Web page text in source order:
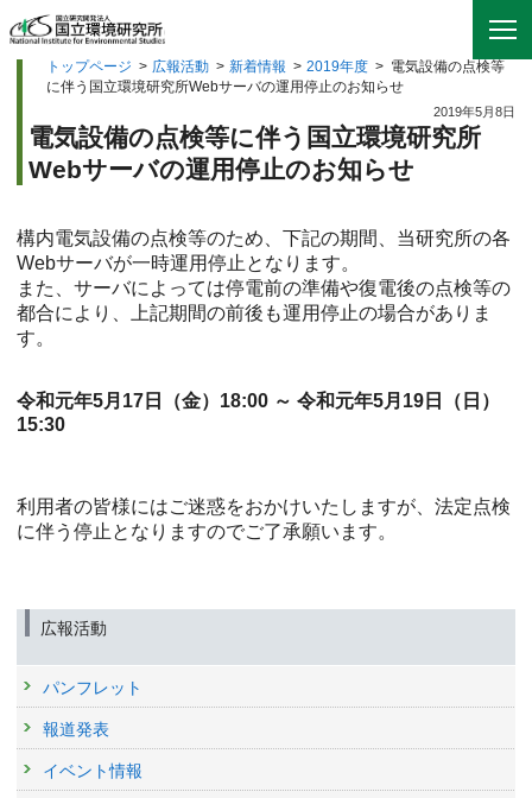
トップページ > 広報活動 > 新着情報 > 2019年度 > 電気設備の点検等
に伴う国立環境研究所Webサーバの運用停止のお知らせ
2019年5月8日
電気設備の点検等に伴う国立環境研究所
Webサーバの運用停止のお知らせ
構内電気設備の点検等のため、下記の期間、当研究所の各
Webサーバが一時運用停止となります。
また、サーバによっては停電前の準備や復電後の点検等の
都合により、上記期間の前後も運用停止の場合がありま
す。
令和元年5月17日（金）18:00 ～ 令和元年5月19日（日）
15:30
利用者の皆様にはご迷惑をおかけいたしますが、法定点検
に伴う停止となりますのでご了承願います。
広報活動
パンフレット
報道発表
イベント情報